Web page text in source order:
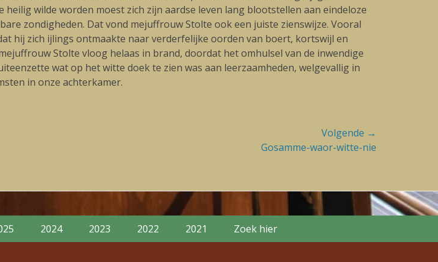
wilde worden moest zich zijn aardse leven lang blootstellen aan eindeloze
zondigheden. Dat vond mejuffrouw Stolte ook een juiste zienswijze. Vooral
hij zich ijlings ontmaakte naar verderfelijke oorden van boert, kortswijl en
Stolte vloog helaas in brand, doordat het omhulsel van de inwendige
wat op het witte doek te zien was aan leerzaamheden, welgevallig in
in onze achterkamer.
Volgende →
Gosamme-waor-witte-nie
2024 2023 2022 2021 Zoek hier